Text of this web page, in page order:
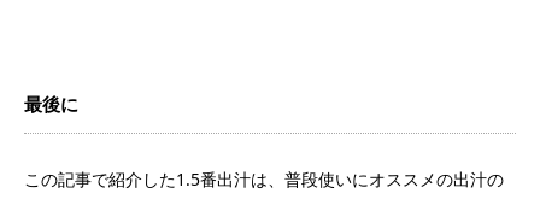
最後に
この記事で紹介した1.5番出汁は、普段使いにオススメの出汁の